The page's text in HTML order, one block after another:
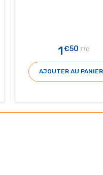
1€50 TTC
AJOUTER AU PANIER